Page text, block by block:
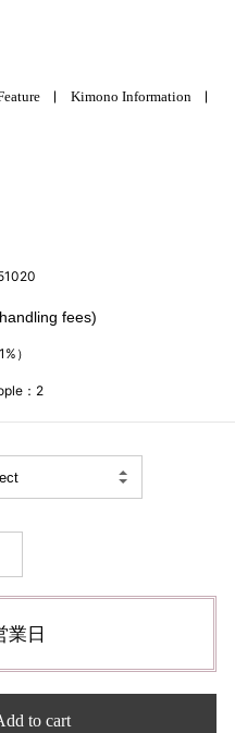
Kimono Information
fees)
）
：2
業日
to cart